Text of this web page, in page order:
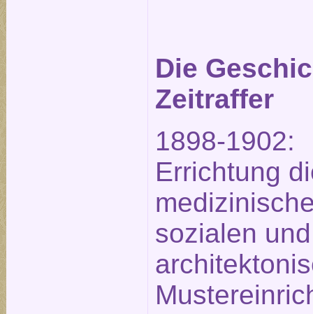
Die
Zeitraffer
1898-1902:
Errichtung
sozialen und